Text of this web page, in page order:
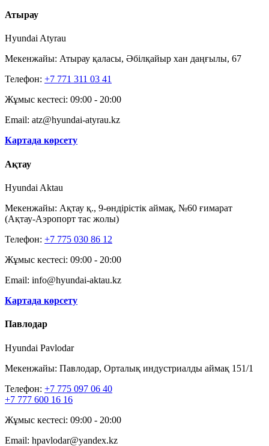
Атырау
Hyundai Atyrau
Мекенжайы: Атырау қаласы, Әбілқайыр хан даңғылы, 67
Телефон: +7 771 311 03 41
Жұмыс кестесі: 09:00 - 20:00
Email: atz@hyundai-atyrau.kz
Картада көрсету
Ақтау
Hyundai Aktau
Мекенжайы: Ақтау қ., 9-өндірістік аймақ, №60 ғимарат
(Ақтау-Аэропорт тас жолы)
Телефон: +7 775 030 86 12
Жұмыс кестесі: 09:00 - 20:00
Email: info@hyundai-aktau.kz
Картада көрсету
Павлодар
Hyundai Pavlodar
Мекенжайы: Павлодар, Орталық индустриалды аймақ 151/1
Телефон: +7 775 097 06 40
+7 777 600 16 16
Жұмыс кестесі: 09:00 - 20:00
Email: hpavlodar@yandex.kz